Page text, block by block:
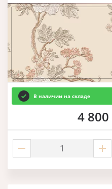
В наличии на складе
4